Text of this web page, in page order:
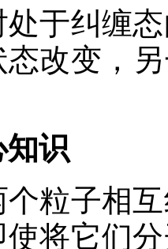
纠缠态
态改变，
识
子相互
使将它们